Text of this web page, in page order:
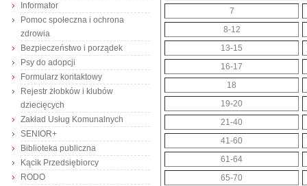
Informator
Pomoc społeczna i ochrona
zdrowia
Bezpieczeństwo i porządek
Psy do adopcji
Formularz kontaktowy
Rejestr żłobków i klubów
dziecięcych
Zakład Usług Komunalnych
SENIOR+
Biblioteka publiczna
Kącik Przedsiębiorcy
RODO
7
8-12
13-15
16-17
18
19-20
21-40
41-60
61-64
65-70